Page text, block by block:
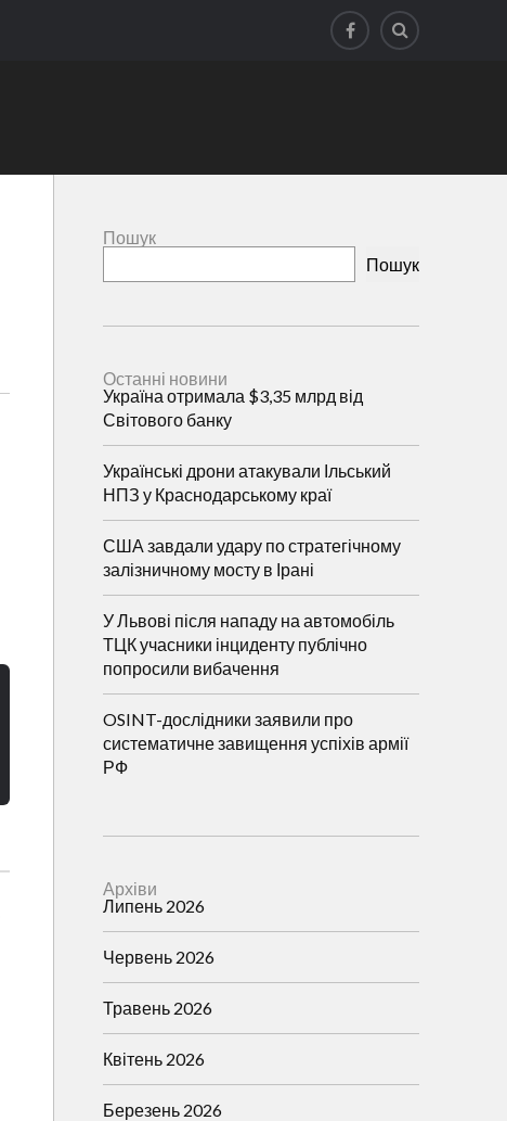
Пошук
Пошук
Останні новини
Україна отримала $3,35 млрд від
Світового банку
Українські дрони атакували Ільський
НПЗ у Краснодарському краї
США завдали удару по стратегічному
залізничному мосту в Ірані
У Львові після нападу на автомобіль
ТЦК учасники інциденту публічно
попросили вибачення
OSINT-дослідники заявили про
систематичне завищення успіхів армії
РФ
Архіви
Липень 2026
Червень 2026
Травень 2026
Квітень 2026
Березень 2026